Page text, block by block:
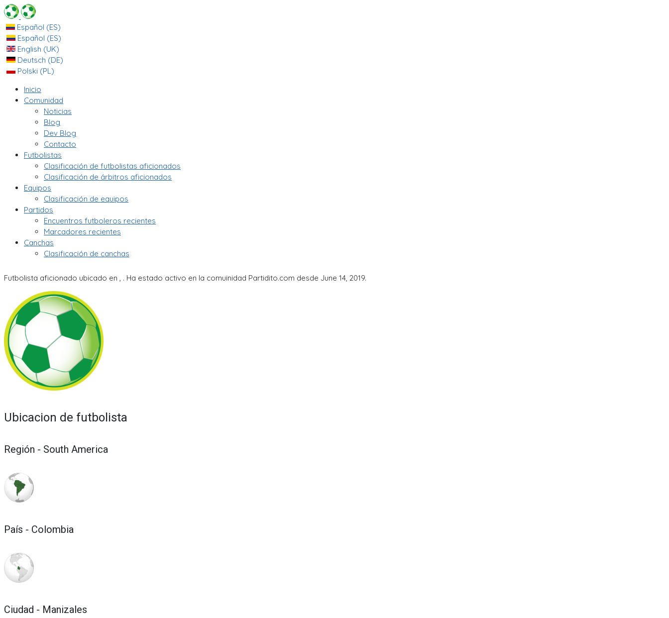
Español (ES)
Español (ES)
English (UK)
Deutsch (DE)
Polski (PL)
Inicio
Comunidad
Noticias
Blog
Dev Blog
Contacto
Futbolistas
Clasificación de futbolistas aficionados
Clasificación de árbitros aficionados
Equipos
Clasificación de equipos
Partidos
Encuentros futboleros recientes
Marcadores recientes
Canchas
Clasificación de canchas
Futbolista aficionado ubicado en , . Ha estado activo en la comuinidad Partidito.com desde June 14, 2019.
Ubicacion de futbolista
Región - South America
País - Colombia
Ciudad - Manizales